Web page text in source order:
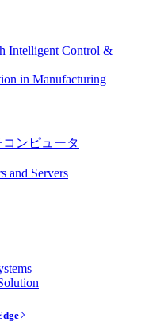
Intelligent Control &
in Manufacturing
ンピュータ
and Servers